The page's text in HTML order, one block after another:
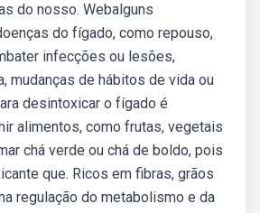
do nosso. Webalguns
do fígado, como repouso,
infecções ou lesões,
mudanças de hábitos de vida ou
desintoxicar o fígado é
alimentos, como frutas, vegetais
chá verde ou chá de boldo, pois
que. Ricos em fibras, grãos
regulação do metabolismo e da